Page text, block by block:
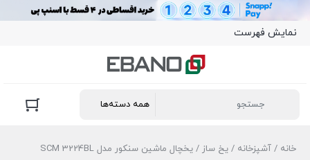
نمایش فهرست
خانه / آشپزخانه / یخ ساز / یخچال ماشین سنکور مدل SCM 3224BL